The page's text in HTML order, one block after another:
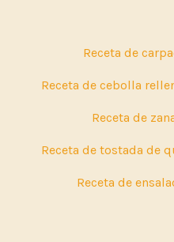
Receta de
Receta de cebolla
Receta de
Receta de tostada de
Receta de